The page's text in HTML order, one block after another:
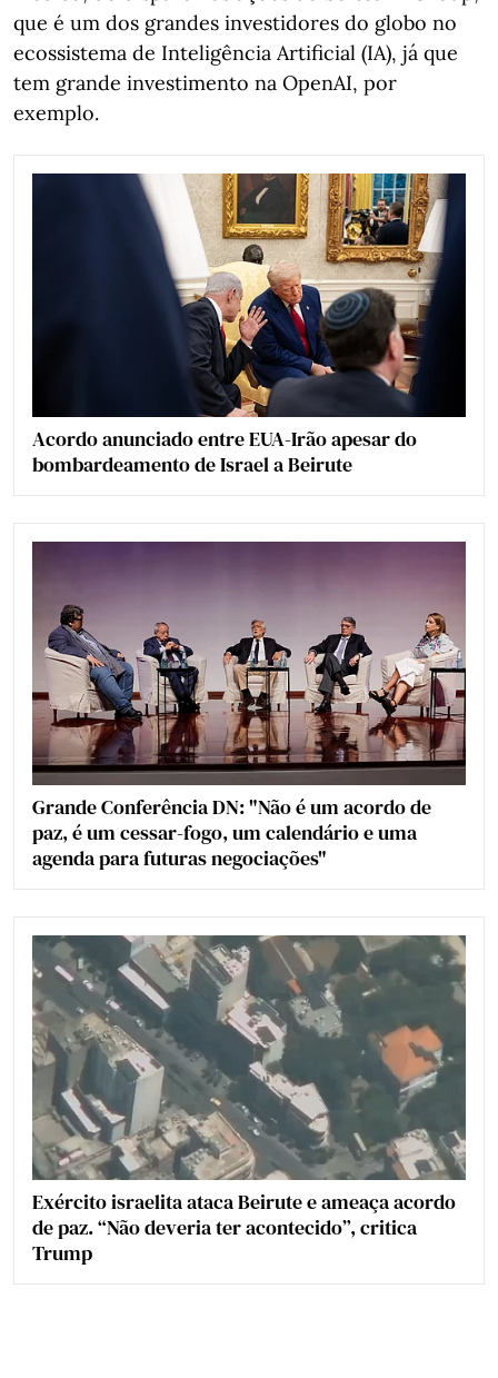
que é um dos grandes investidores do globo no
ecossistema de Inteligência Artificial (IA), já que
tem grande investimento na OpenAI, por
exemplo.
Acordo anunciado entre EUA-Irão apesar do
bombardeamento de Israel a Beirute
Grande Conferência DN: "Não é um acordo de
paz, é um cessar-fogo, um calendário e uma
agenda para futuras negociações"
Exército israelita ataca Beirute e ameaça acordo
de paz. “Não deveria ter acontecido”, critica
Trump